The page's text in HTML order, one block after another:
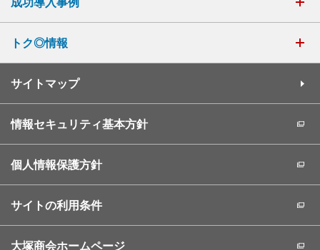
成功導入事例
トク◎情報
サイトマップ
情報セキュリティ基本方針
個人情報保護方針
サイトの利用条件
大塚商会ホームページ